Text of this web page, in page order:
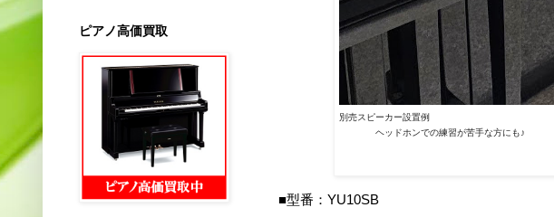
別売スピーカー設置例
ヘッドホンでの練習が苦手な方にも♪
■型番：YU10SB
ピアノ高価買取